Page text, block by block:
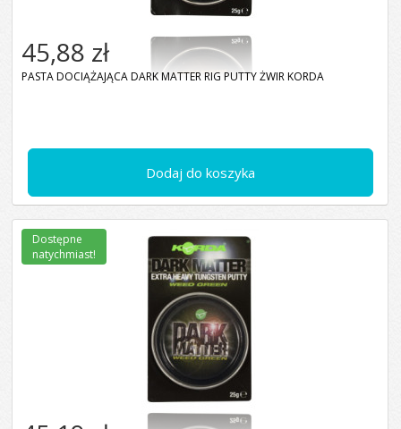
Dodaj do koszyka
45,88 zł
PASTA DOCIĄŻAJĄCA DARK MATTER RIG PUTTY ŻWIR KORDA
Dostępne
natychmiast!